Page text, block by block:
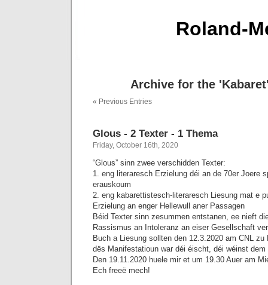
Roland-
Archive for the
« Previous Entries
Glous - 2 Texter - 1 Thema
Friday, October 16th, 2020
“Glous” sinn zwee verschidden Texter:
1. eng literaresch Erzielung déi an de 70er Joere
erauskoum
2. eng kabarettistesch-literaresch Liesung mat e
Erzielung an enger Hellewull aner Passagen
Béid Texter sinn zesummen entstanen, ee nieft
Rassismus an Intoleranz an eiser Gesellschaft
Buch a Liesung sollten den 12.3.2020 am CNL
dës Manifestatioun war déi éischt, déi wéinst
Den 19.11.2020 huele mir et um 19.30 Auer am
Ech freeë mech!